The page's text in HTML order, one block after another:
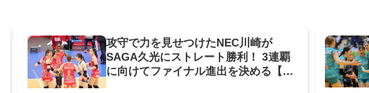
攻守で力を見せつけたNEC川崎が
SAGA久光にストレート勝利！ 3連覇
に向けてファイナル進出を決める【大